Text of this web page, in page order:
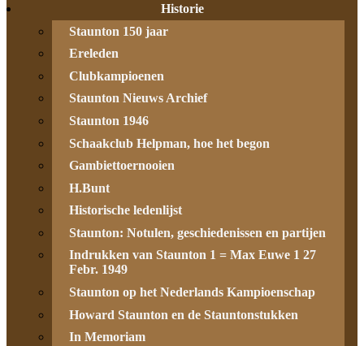
Historie
Staunton 150 jaar
Ereleden
Clubkampioenen
Staunton Nieuws Archief
Staunton 1946
Schaakclub Helpman, hoe het begon
Gambiettoernooien
H.Bunt
Historische ledenlijst
Staunton: Notulen, geschiedenissen en partijen
Indrukken van Staunton 1 = Max Euwe 1 27
Febr. 1949
Staunton op het Nederlands Kampioenschap
Howard Staunton en de Stauntonstukken
In Memoriam